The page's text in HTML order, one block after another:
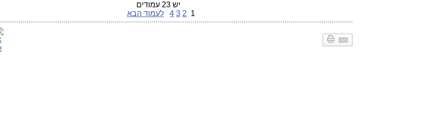
יש 23 עמודים
1
2
3
4 לעמוד הבא